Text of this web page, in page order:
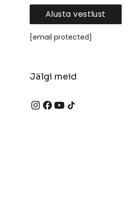
Alusta vestlust
[email protected]
Jälgi meid